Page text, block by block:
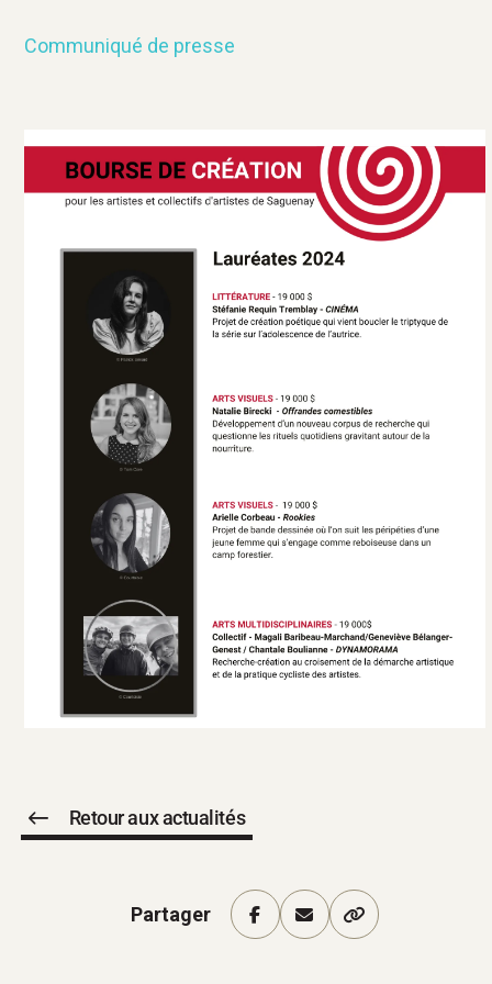
Communiqué de presse
Retour aux actualités
Partager